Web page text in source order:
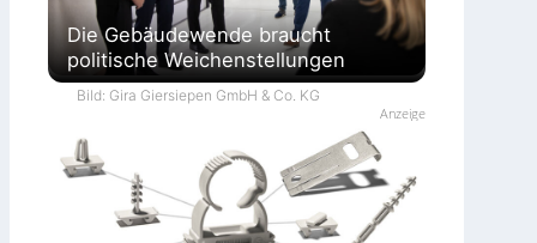
Die Gebäudewende braucht
politische Weichenstellungen
Bild: Gira Giersiepen GmbH & Co. KG
Anzeige